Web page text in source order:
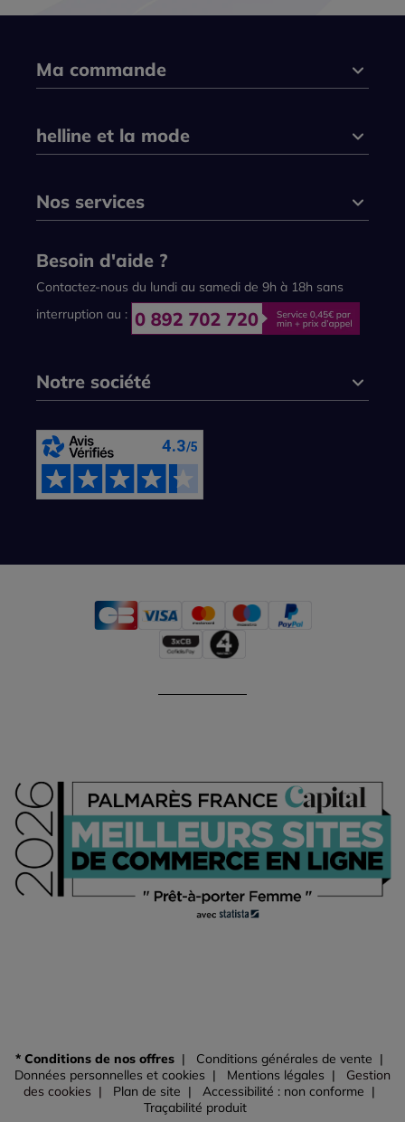
Ma commande
helline et la mode
Nos services
Besoin d'aide ?
Contactez-nous du lundi au samedi de 9h à 18h sans
interruption au :
Notre société
* Conditions de nos offres
Conditions générales de vente
Données personnelles et cookies
Mentions légales
Gestion
des cookies
Plan de site
Accessibilité : non conforme
Traçabilité produit